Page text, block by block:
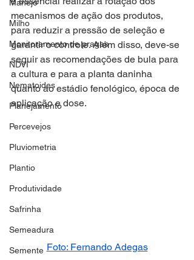
Manejo
Milho
Monitoramento de pragas
NDVI
Nematoides
Planejamento
Percevejos
Pluviometria
Plantio
Produtividade
Safrinha
Semeadura
Semente
mecanismos de ação dos produtos,
para reduzir a pressão de seleção e
garantir o controle. Além disso, deve-se
seguir as recomendações de bula para
a cultura e para a planta daninha
quanto ao estádio fenológico, época de
aplicação e dose.
Foto: Fernando Adegas